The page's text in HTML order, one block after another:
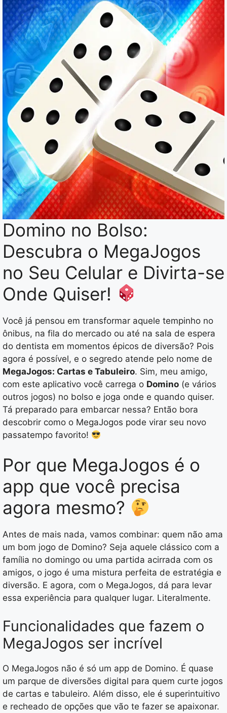
Domino no Bolso:
Descubra o MegaJogos
no Seu Celular e Divirta-se
Onde Quiser!
Você já pensou em transformar aquele tempinho no
ônibus, na fila do mercado ou até na sala de espera
do dentista em momentos épicos de diversão? Pois
agora é possível, e o segredo atende pelo nome de
MegaJogos: Cartas e Tabuleiro. Sim, meu amigo,
com este aplicativo você carrega o Domino (e vários
outros jogos) no bolso e joga onde e quando quiser.
Tá preparado para embarcar nessa? Então bora
descobrir como o MegaJogos pode virar seu novo
passatempo favorito!
Por que MegaJogos é o
app que você precisa
agora mesmo?
Antes de mais nada, vamos combinar: quem não ama
um bom jogo de Domino? Seja aquele clássico com a
família no domingo ou uma partida acirrada com os
amigos, o jogo é uma mistura perfeita de estratégia e
diversão. E agora, com o MegaJogos, dá para levar
essa experiência para qualquer lugar. Literalmente.
Funcionalidades que fazem o
MegaJogos ser incrível
O MegaJogos não é só um app de Domino. É quase
um parque de diversões digital para quem curte jogos
de cartas e tabuleiro. Além disso, ele é superintuitivo
e recheado de opções que vão te fazer se apaixonar.